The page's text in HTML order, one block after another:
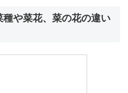
種や菜花、菜の花の違い